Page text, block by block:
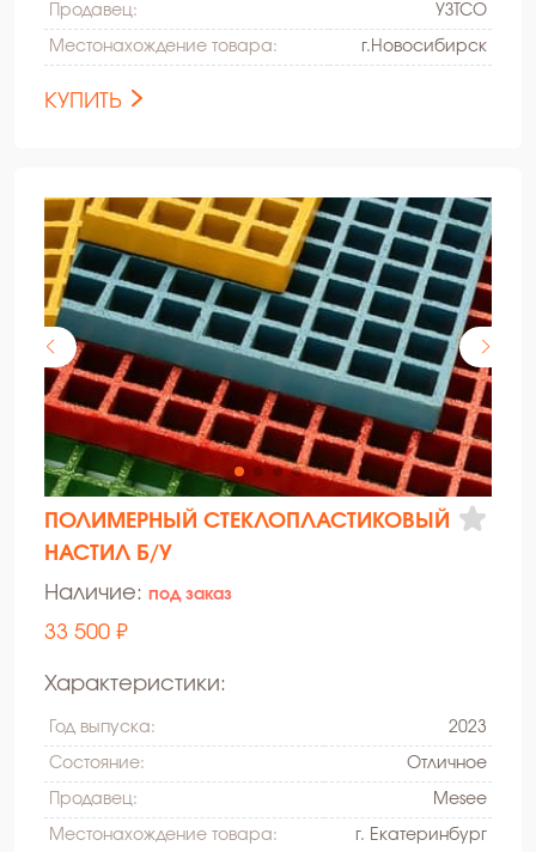
Продавец: УЗТСО
Местонахождение товара: г.Новосибирск
КУПИТЬ
ПОЛИМЕРНЫЙ СТЕКЛОПЛАСТИКОВЫЙ
НАСТИЛ Б/У
Наличие: под заказ
33 500 ₽
Характеристики:
Год выпуска: 2023
Состояние: Oтличное
Продавец: Mesee
Местонахождение товара: г. Екатеринбург